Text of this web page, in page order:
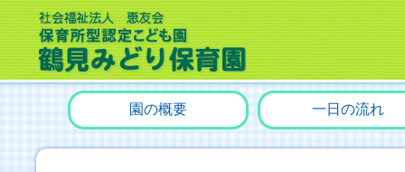
園の概要 一日の流れ